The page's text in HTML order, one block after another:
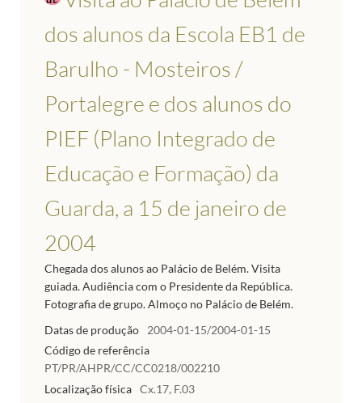
dos alunos da Escola EB1 de
Barulho - Mosteiros /
Portalegre e dos alunos do
PIEF (Plano Integrado de
Educação e Formação) da
Guarda, a 15 de janeiro de
2004
Chegada dos alunos ao Palácio de Belém. Visita
guiada. Audiência com o Presidente da República.
Fotografia de grupo. Almoço no Palácio de Belém.
Datas de produção
2004-01-15/2004-01-15
Código de referência
PT/PR/AHPR/CC/CC0218/002210
Localização física Cx.17, F.03